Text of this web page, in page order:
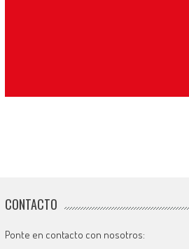
CONTACTO
Ponte en contacto con nosotros: